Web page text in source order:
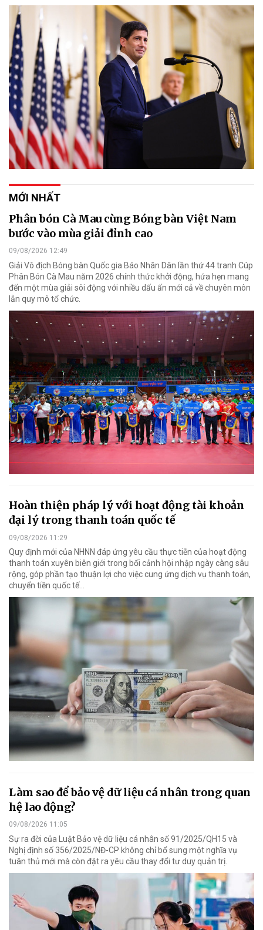
MỚI NHẤT
Phân bón Cà Mau cùng Bóng bàn Việt Nam
bước vào mùa giải đỉnh cao
09/08/2026 12:49
Giải Vô địch Bóng bàn Quốc gia Báo Nhân Dân lần thứ 44 tranh Cúp
Phân Bón Cà Mau năm 2026 chính thức khởi động, hứa hẹn mang
đến một mùa giải sôi động với nhiều dấu ấn mới cả về chuyên môn
lẫn quy mô tổ chức.
Hoàn thiện pháp lý với hoạt động tài khoản
đại lý trong thanh toán quốc tế
09/08/2026 11:29
Quy định mới của NHNN đáp ứng yêu cầu thực tiễn của hoạt động
thanh toán xuyên biên giới trong bối cảnh hội nhập ngày càng sâu
rộng, góp phần tạo thuận lợi cho việc cung ứng dịch vụ thanh toán,
chuyển tiền quốc tế...
Làm sao để bảo vệ dữ liệu cá nhân trong quan
hệ lao động?
09/08/2026 11:05
Sự ra đời của Luật Bảo vệ dữ liệu cá nhân số 91/2025/QH15 và
Nghị định số 356/2025/NĐ-CP không chỉ bổ sung một nghĩa vụ
tuân thủ mới mà còn đặt ra yêu cầu thay đổi tư duy quản trị.